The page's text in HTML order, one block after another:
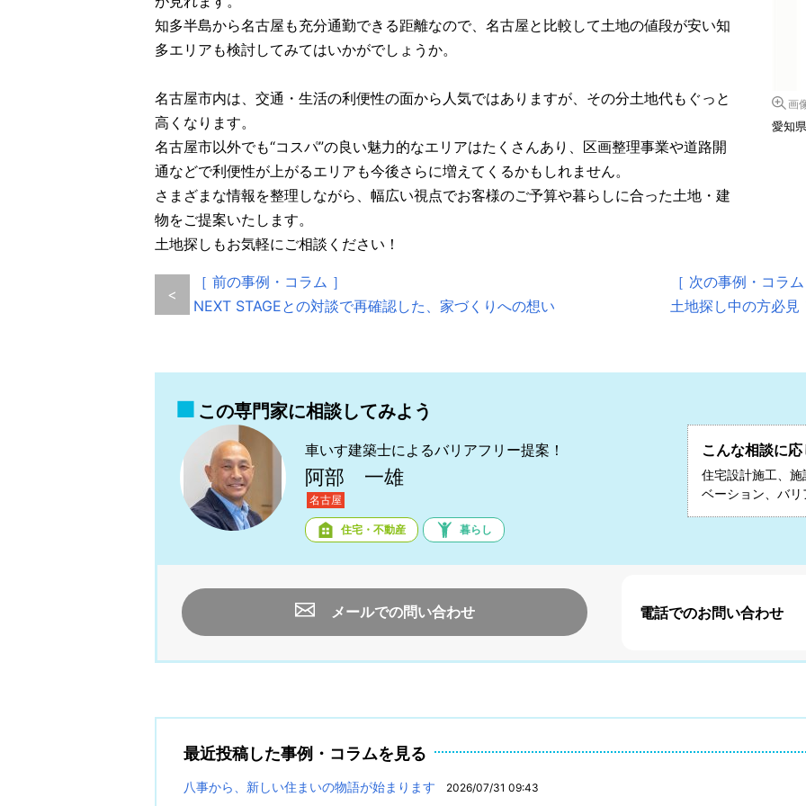
知多半島から名古屋も充分通勤できる距離なので、名古屋と比較して土地の値段が安い知
多エリアも検討してみてはいかがでしょうか。
名古屋市内は、交通・生活の利便性の面から人気ではありますが、その分土地代もぐっと
高くなります。
名古屋市以外でも“コスパ”の良い魅力的なエリアはたくさんあり、区画整理事業や道路開
通などで利便性が上がるエリアも今後さらに増えてくるかもしれません。
さまざまな情報を整理しながら、幅広い視点でお客様のご予算や暮らしに合った土地・建
物をご提案いたします。
土地探しもお気軽にご相談ください！
画
愛知
<
［ 前の事例・コラム ］
NEXT STAGEとの対談で再確認した、家づくりへの想い
［ 次の事例・コラ
土地探し中の方必
この専門家に相談してみよう
車いす建築士によるバリアフリー提案！
阿部 一雄
名古屋
住宅・不動産 暮らし
こんな相談に
住宅設計施工、
ベーション、バ
メールでの問い合わせ 電話でのお問い合わせ
最近投稿した事例・コラムを見る
八事から、新しい住まいの物語が始まります 2026/07/31 09:43